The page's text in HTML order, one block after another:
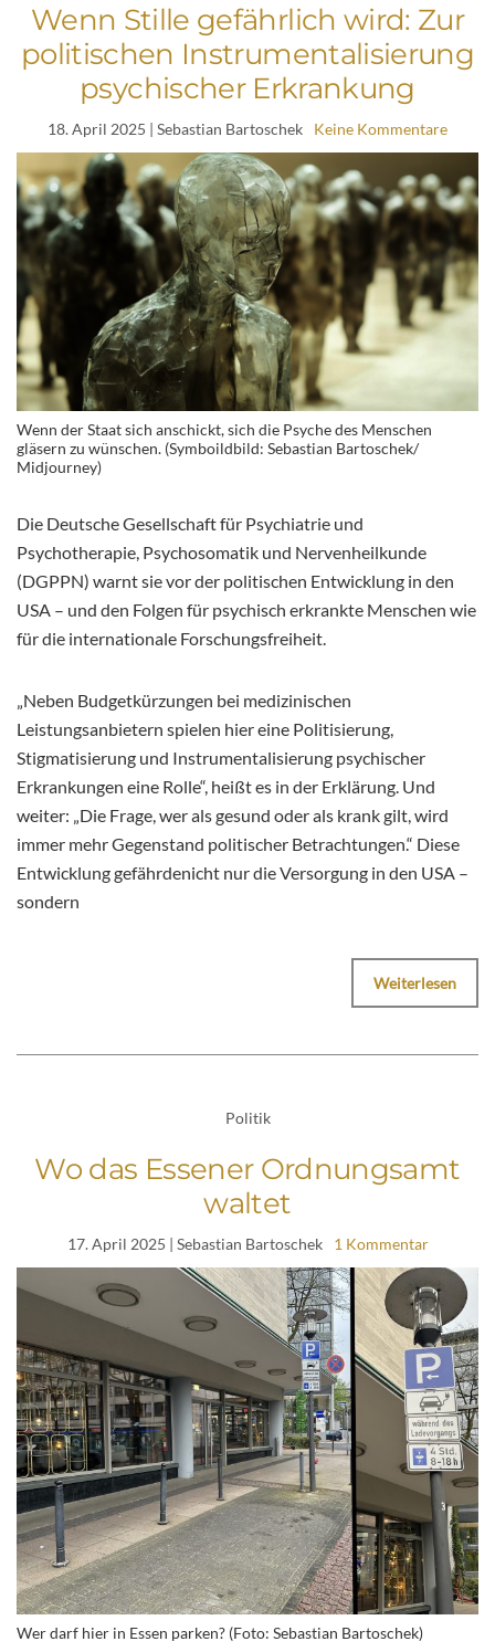
Wenn Stille gefährlich wird: Zur
politischen Instrumentalisierung
psychischer Erkrankung
18. April 2025 | Sebastian Bartoschek Keine Kommentare
Wenn der Staat sich anschickt, sich die Psyche des Menschen
gläsern zu wünschen. (Symboildbild: Sebastian Bartoschek/
Midjourney)
Die Deutsche Gesellschaft für Psychiatrie und
Psychotherapie, Psychosomatik und Nervenheilkunde
(DGPPN) warnt sie vor der politischen Entwicklung in den
USA – und den Folgen für psychisch erkrankte Menschen wie
für die internationale Forschungsfreiheit.
„Neben Budgetkürzungen bei medizinischen
Leistungsanbietern spielen hier eine Politisierung,
Stigmatisierung und Instrumentalisierung psychischer
Erkrankungen eine Rolle“, heißt es in der Erklärung. Und
weiter: „Die Frage, wer als gesund oder als krank gilt, wird
immer mehr Gegenstand politischer Betrachtungen.“ Diese
Entwicklung gefährdenicht nur die Versorgung in den USA –
sondern
Weiterlesen
Politik
Wo das Essener Ordnungsamt
waltet
17. April 2025 | Sebastian Bartoschek 1 Kommentar
Wer darf hier in Essen parken? (Foto: Sebastian Bartoschek)